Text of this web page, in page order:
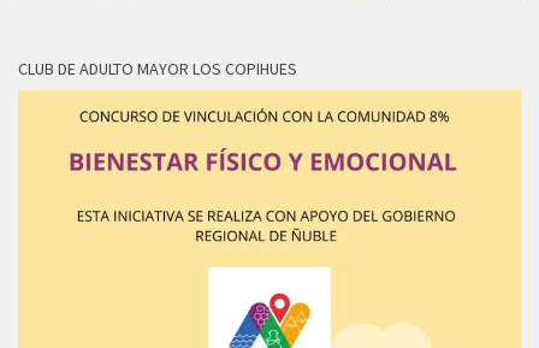
CLUB DE ADULTO MAYOR LOS COPIHUES